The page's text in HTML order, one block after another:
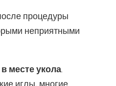
процедуры
неприятными
месте укола.